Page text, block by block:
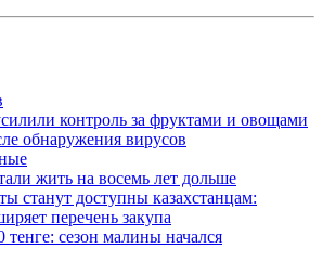
контроль за фруктами и овощами
обнаружения вирусов
жить на восемь лет дольше
станут доступны казахстанцам:
перечень закупа
тенге: сезон малины начался